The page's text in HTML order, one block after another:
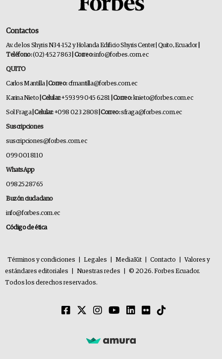
Contactos
Av. de los Shyris N34-152 y Holanda Edificio Shyris Center | Quito, Ecuador
Teléfono:(02) 452 7863 | Correo:info@forbes.com.ec
QUITO
Carlos Mantilla | Correo:cfmantilla@forbes.com.ec
Karina Nieto | Celular:+593 99 045 6281 | Correo:knieto@forbes.com.ec
Sol Fraga| Celular:+098 023 2808 | Correo:sfraga@forbes.com.ec
Suscripciones
suscripciones@forbes.com.ec
099 001 8110
WhatsApp
0982528765
Buzón ciudadano
info@forbes.com.ec
Código de ética
Términos y condiciones Legales MediaKit Contacto
Valores y
estándares editoriales
Nuestras redes
© 2026. Forbes Ecuador.
Todos los derechos reservados.